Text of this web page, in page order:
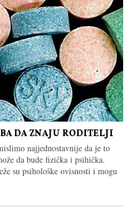
DA ZNAJU RODITELJI
najjednostavnije da je to
da bude fizička i psihička.
su psihološke ovisnosti i mogu